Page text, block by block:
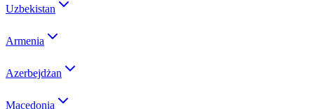
Uzbekistan
Armenia
Azerbejdżan
Macedonia